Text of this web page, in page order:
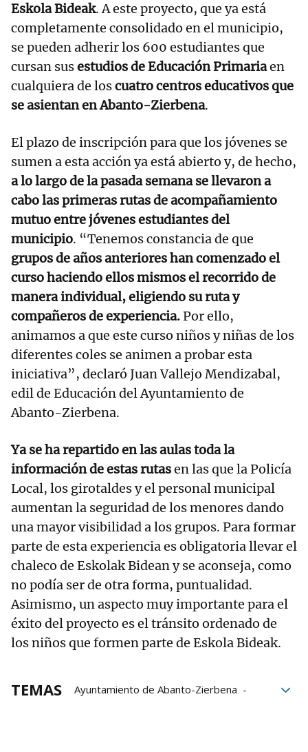
Eskola Bideak. A este proyecto, que ya está
completamente consolidado en el municipio,
se pueden adherir los 600 estudiantes que
cursan susestudios de Educación Primariaen
cualquiera de loscuatro centros educativos que
se asientan en Abanto-Zierbena.
El plazo de inscripción para que los jóvenes se
sumen a esta acción ya está abierto y, de hecho,
a lo largo de la pasada semana se llevaron a
cabo las primeras rutas de acompañamiento
mutuo entre jóvenes estudiantes del
municipio. “Tenemos constancia de que
grupos de años anteriores han comenzado el
curso haciendo ellos mismos el recorrido de
manera individual, eligiendo su ruta y
compañeros de experiencia.Por ello,
animamos a que este curso niños y niñas de los
diferentes coles se animen a probar esta
iniciativa”, declaró Juan Vallejo Mendizabal,
edil de Educación del Ayuntamiento de
Abanto-Zierbena.
Ya se ha repartido en las aulas toda la
información de estas rutasen las que la Policía
Local, los girotaldes y el personal municipal
aumentan la seguridad de los menores dando
una mayor visibilidad a los grupos. Para formar
parte de esta experiencia es obligatoria llevar el
chaleco de Eskolak Bidean y se aconseja, como
no podía ser de otra forma, puntualidad.
Asimismo, un aspecto muy importante para el
éxito del proyecto es el tránsito ordenado de
los niños que formen parte de Eskola Bideak.
TEMAS
Ayuntamiento de Abanto-Zierbena